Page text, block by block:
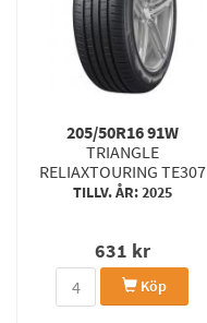
205/50R16 91W
TRIANGLE
RELIAXTOURING TE307
TILLV. ÅR: 2025
631 kr
Köp